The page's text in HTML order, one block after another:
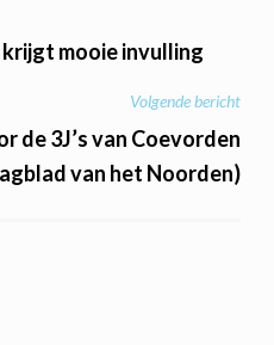
krijgt mooie invulling
Volgende bericht
de 3J’s van Coevorden
van het Noorden)